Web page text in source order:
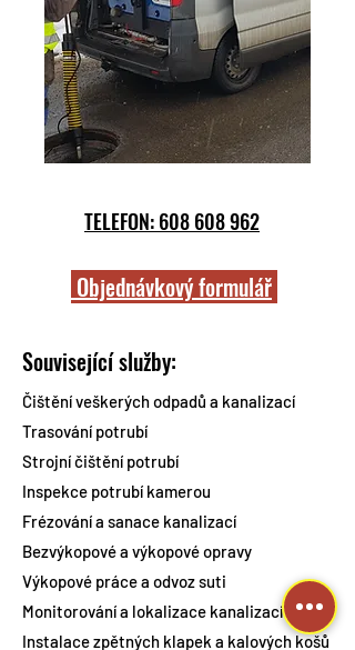
TELEFON: 608 608 962
Objednávkový formulář
Související služby:
Čištění veškerých odpadů a kanalizací
Trasování potrubí
Strojní čištění potrubí
Inspekce potrubí kamerou
Frézování a sanace kanalizací
Bezvýkopové a výkopové opravy
Výkopové práce a odvoz suti
Monitorování a lokalizace kanalizací
Instalace zpětných klapek a kalových košů